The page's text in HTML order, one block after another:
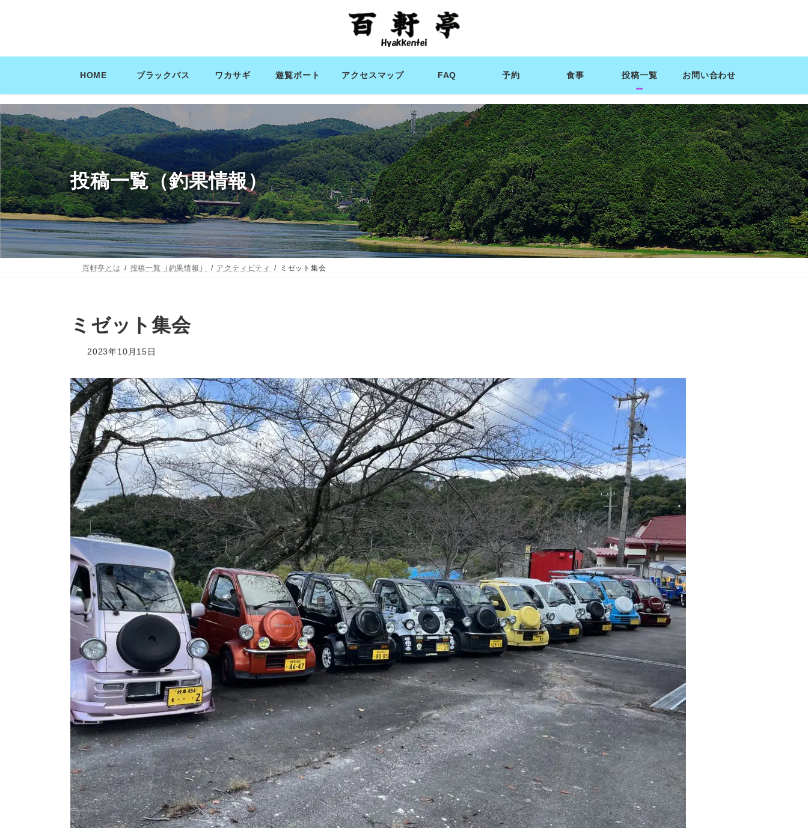
ン
ス
キ
ッ
プ
ー
ン
に
移
動
HOME ブラックバス ワカサギ 遊覧ボート アクセスマップ FAQ 予約 食事 投稿一覧 お問い合わせ
投稿一覧（釣果情報）
百軒亭とは 投稿一覧（釣果情報） アクティビティ ミゼット集会
ミゼット集会
2023年10月15日